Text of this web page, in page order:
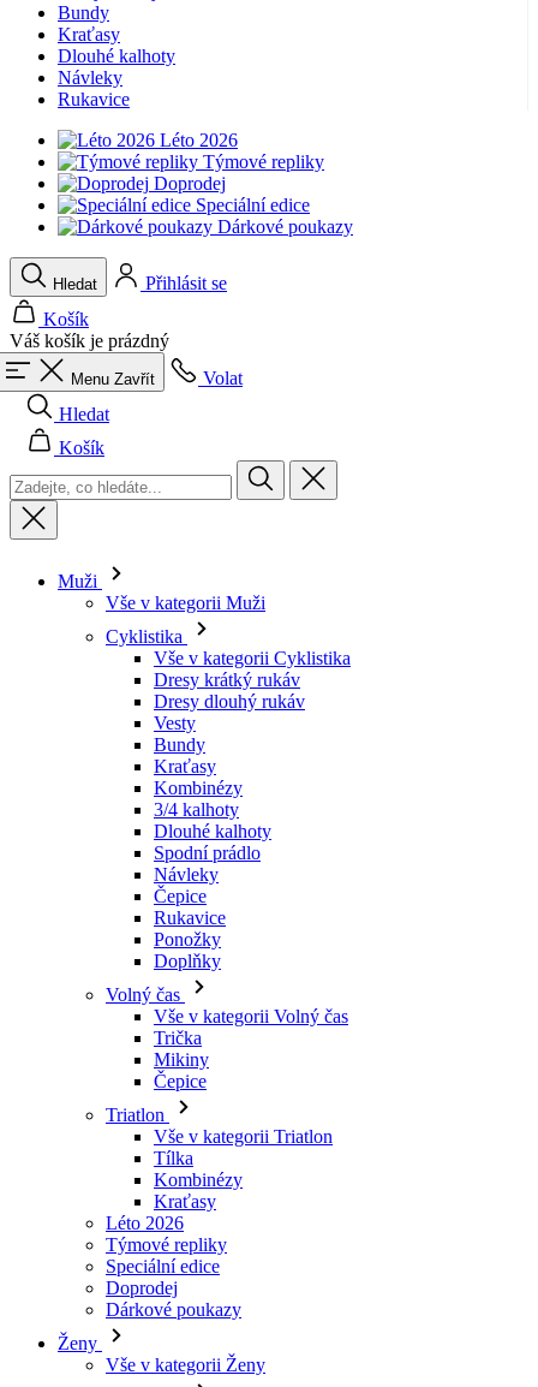
Bundy
Kraťasy
Dlouhé kalhoty
Návleky
Rukavice
Léto 2026
Týmové repliky
Doprodej
Speciální edice
Dárkové poukazy
Hledat
Přihlásit se
Košík
Váš košík je prázdný
Menu Zavřít
Volat
Hledat
Košík
Muži
Vše v kategorii Muži
Cyklistika
Vše v kategorii Cyklistika
Dresy krátký rukáv
Dresy dlouhý rukáv
Vesty
Bundy
Kraťasy
Kombinézy
3/4 kalhoty
Dlouhé kalhoty
Spodní prádlo
Návleky
Čepice
Rukavice
Ponožky
Doplňky
Volný čas
Vše v kategorii Volný čas
Trička
Mikiny
Čepice
Triatlon
Vše v kategorii Triatlon
Tílka
Kombinézy
Kraťasy
Léto 2026
Týmové repliky
Speciální edice
Doprodej
Dárkové poukazy
Ženy
Vše v kategorii Ženy
product[40001949]
product[40001947]
product[40001960]
product[24054]
product[40001944]
www.kalaswear.sk
product[40001876]
www.kalaswear.sk
product[40001948]
www.kalaswear.sk
product[40001875]